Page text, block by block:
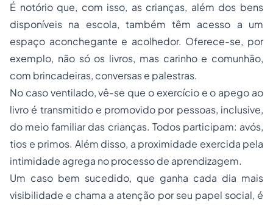
É notório que, com isso, as crianças, além dos bens
disponíveis na escola, também têm acesso a um
espaço aconchegante e acolhedor. Oferece-se, por
exemplo, não só os livros, mas carinho e comunhão,
com brincadeiras, conversas e palestras.
No caso ventilado, vê-se que o exercício e o apego ao
livro é transmitido e promovido por pessoas, inclusive,
do meio familiar das crianças. Todos participam: avós,
tios e primos. Além disso, a proximidade exercida pela
intimidade agrega no processo de aprendizagem.
Um caso bem sucedido, que ganha cada dia mais
visibilidade e chama a atenção por seu papel social, é